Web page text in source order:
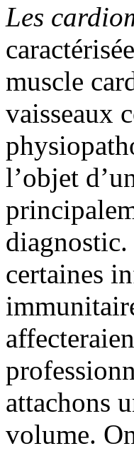
Les
muscle
vaisseaux
l’objet
certaines
attachons
volume.